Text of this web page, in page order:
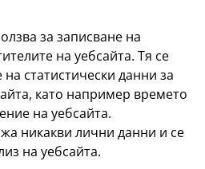
Чаши за пиене
200 ml, 6 опаковки
0,50 €/бр.
3 €
за записване на
на уебсайта. Тя се
статистически данни за
като например времето
на уебсайта.
никакви лични данни и се
на уебсайта.